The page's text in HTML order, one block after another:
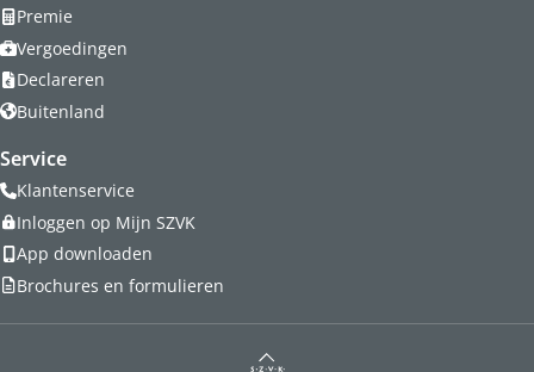
Premie
Vergoedingen
Declareren
Buitenland
Service
Klantenservice
Inloggen op Mijn SZVK
App downloaden
Brochures en formulieren